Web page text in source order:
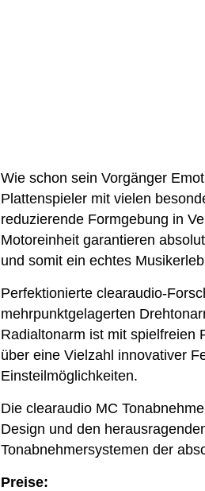
Wie schon sein Vorgänger
Plattenspieler mit vielen
reduzierende Formgebung in
Motoreinheit garantieren
und somit ein echtes
Perfektionierte clearaudio-
mehrpunktgelagerten
Radialtonarm ist mit spielfreien
über eine Vielzahl innovativer
Einsteilmöglichkeiten.
Die clearaudio MC
Design und den
Tonabnehmersystemen der
Preise: